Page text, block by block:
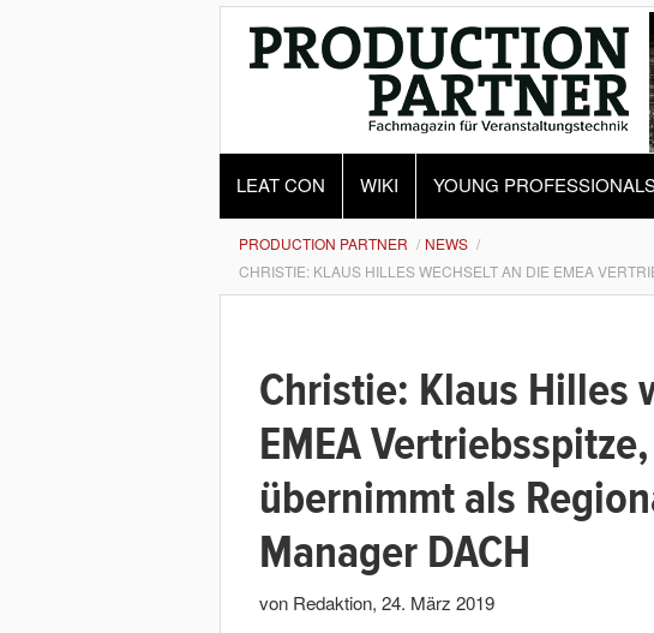
LEAT CON WIKI YOUNG
PRODUCTION PARTNER
NEWS
CHRISTIE: KLAUS HILLES WECHSELT AN DIE EMEA
Christie: Klaus Hilles
EMEA
übernimmt als
Manager DACH
von Redaktion, 24. März 2019